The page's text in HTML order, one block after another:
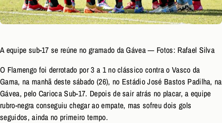
A equipe sub-17 se reúne no gramado da Gávea — Fotos: Rafael Silva
O Flamengo foi derrotado por 3 a 1 no clássico contra o Vasco da
Gama, na manhã deste sábado (26), no Estádio José Bastos Padilha, na
Gávea, pelo Carioca Sub-17. Depois de sair atrás no placar, a equipe
rubro-negra conseguiu chegar ao empate, mas sofreu dois gols
seguidos, ainda no primeiro tempo.